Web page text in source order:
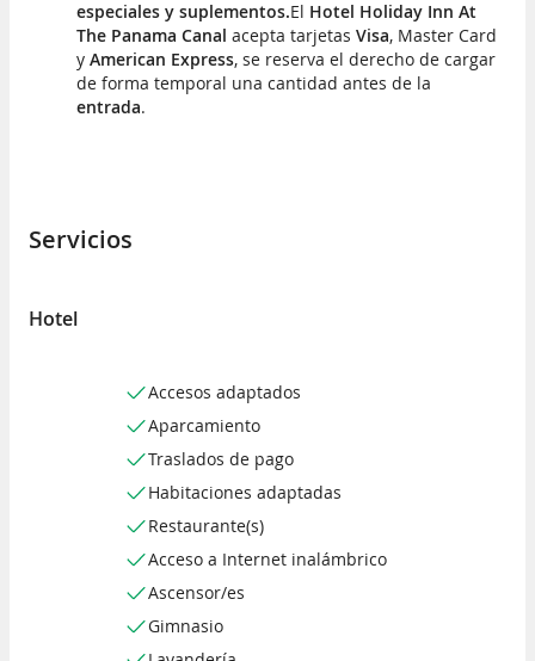
especiales y suplementos.El Hotel Holiday Inn At
The Panama Canal acepta tarjetas Visa, Master Card
y American Express, se reserva el derecho de cargar
de forma temporal una cantidad antes de la
entrada.
Servicios
Hotel
Accesos adaptados
Aparcamiento
Traslados de pago
Habitaciones adaptadas
Restaurante(s)
Acceso a Internet inalámbrico
Ascensor/es
Gimnasio